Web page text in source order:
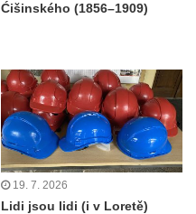
Ćišinského (1856–1909)
19. 7. 2026
Lidi jsou lidi (i v Loretě)